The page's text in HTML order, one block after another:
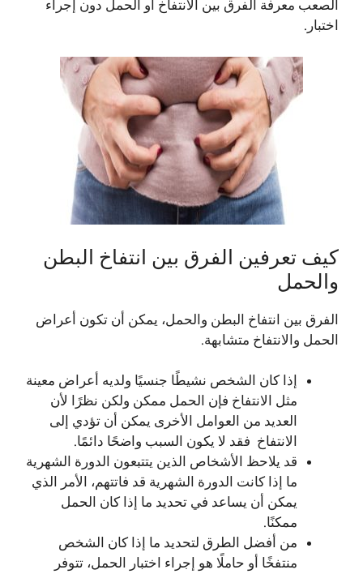
الصعب معرفة الفرق بين الانتفاخ أو الحمل دون إجراء
اختبار.
كيف تعرفين الفرق بين انتفاخ البطن
والحمل
الفرق بين انتفاخ البطن والحمل، يمكن أن تكون أعراض
الحمل والانتفاخ متشابهة.
إذا كان الشخص نشيطًا جنسيًا ولديه أعراض معينة
مثل الانتفاخ فإن الحمل ممكن ولكن نظرًا لأن
العديد من العوامل الأخرى يمكن أن تؤدي إلى
الانتفاخ فقد لا يكون السبب واضحًا دائمًا.
قد يلاحظ الأشخاص الذين يتتبعون الدورة الشهرية
ما إذا كانت الدورة الشهرية قد فاتتهم، الأمر الذي
يمكن أن يساعد في تحديد ما إذا كان الحمل
ممكنًا.
من أفضل الطرق لتحديد ما إذا كان الشخص
منتفخًا أو حاملًا هو إجراء اختبار الحمل، تتوفر